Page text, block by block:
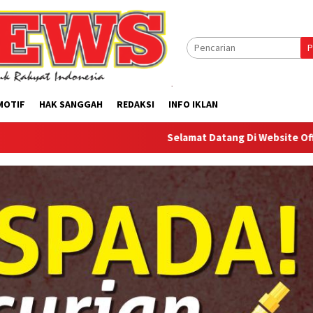
HAK SANGGAH REDAKSI INFO IKLAN
Selamat Datang Di Website Offilical PI-